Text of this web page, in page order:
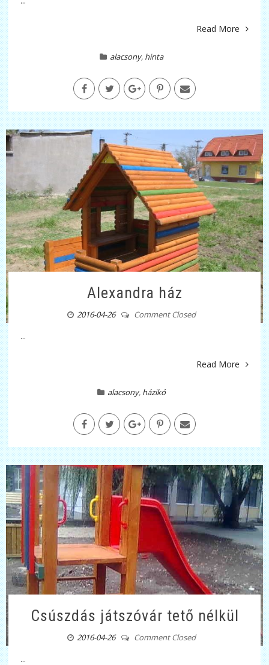
Read More
alacsony, hinta
Alexandra ház
2016-04-26 Comment Closed
...
Read More
alacsony, házikó
Csúszdás játszóvár tető nélkül
2016-04-26 Comment Closed
...